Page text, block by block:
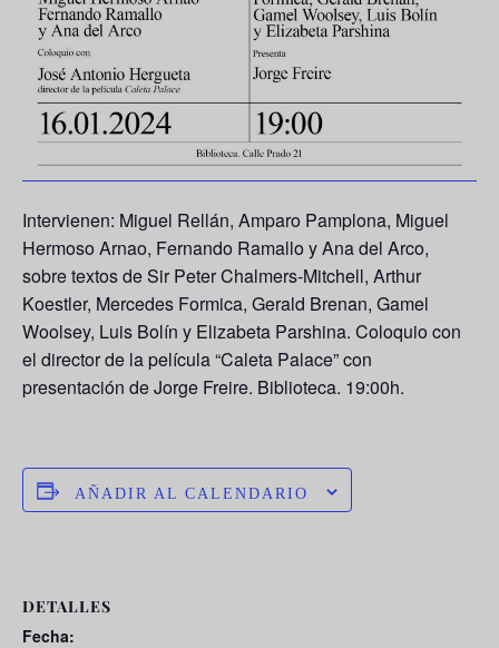
Intervienen: Miguel Rellán, Amparo Pamplona, Miguel
Hermoso Arnao, Fernando Ramallo y Ana del Arco,
sobre textos de Sir Peter Chalmers-Mitchell, Arthur
Koestler, Mercedes Formica, Gerald Brenan, Gamel
Woolsey, Luis Bolín y Elizabeta Parshina. Coloquio con
el director de la película “Caleta Palace” con
presentación de Jorge Freire. Biblioteca. 19:00h.
AÑADIR AL CALENDARIO
DETALLES
Fecha: